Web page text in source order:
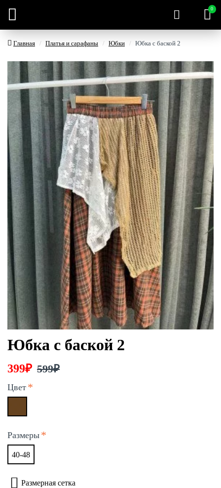
0
Главная Платья и сарафаны Юбки Юбка с баской 2
Юбка с баской 2
399₽ 599₽
Цвет
Размеры
40-48
Размерная сетка